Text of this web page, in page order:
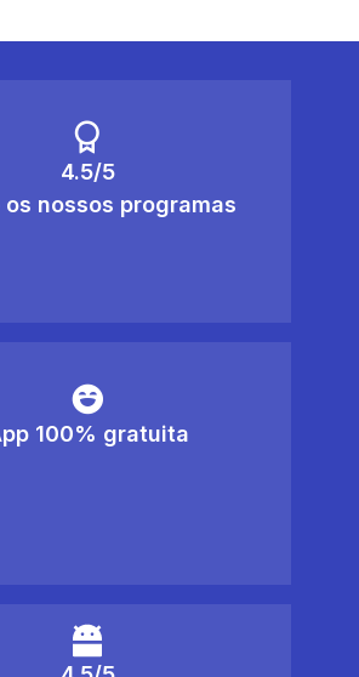
4.5/5
os nossos programas
100% gratuita